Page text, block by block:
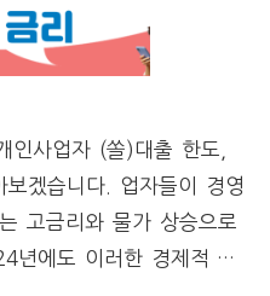
인사업자 (쏠)대출 한도,
겠습니다. 업자들이 경영
고금리와 물가 상승으로
년에도 이러한 경제적 …